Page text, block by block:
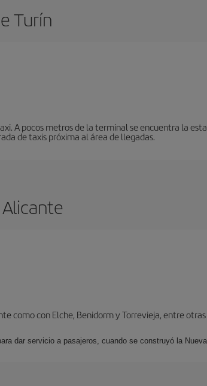
Turín
A pocos metros de la terminal se encuentra la
de taxis próxima al área de llegadas.
como con Elche, Benidorm y Torrevieja, entre
dar servicio a pasajeros, cuando se construyó la